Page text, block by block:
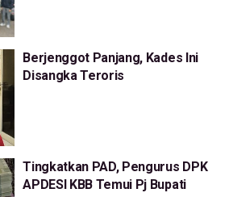
Berjenggot Panjang, Kades Ini
Disangka Teroris
Tingkatkan PAD, Pengurus DPK
APDESI KBB Temui Pj Bupati